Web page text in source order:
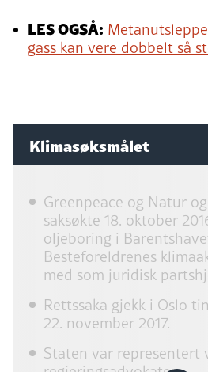
LES OGSÅ:
gass kan vere dobbelt så
Klimasøksmålet
Greenpeace og Natur
saksøkte 18. oktober
oljeboring i
Besteforeldrenes
med som juridisk
Rettssaka gjekk i Oslo
22. november 2017.
Staten var representert